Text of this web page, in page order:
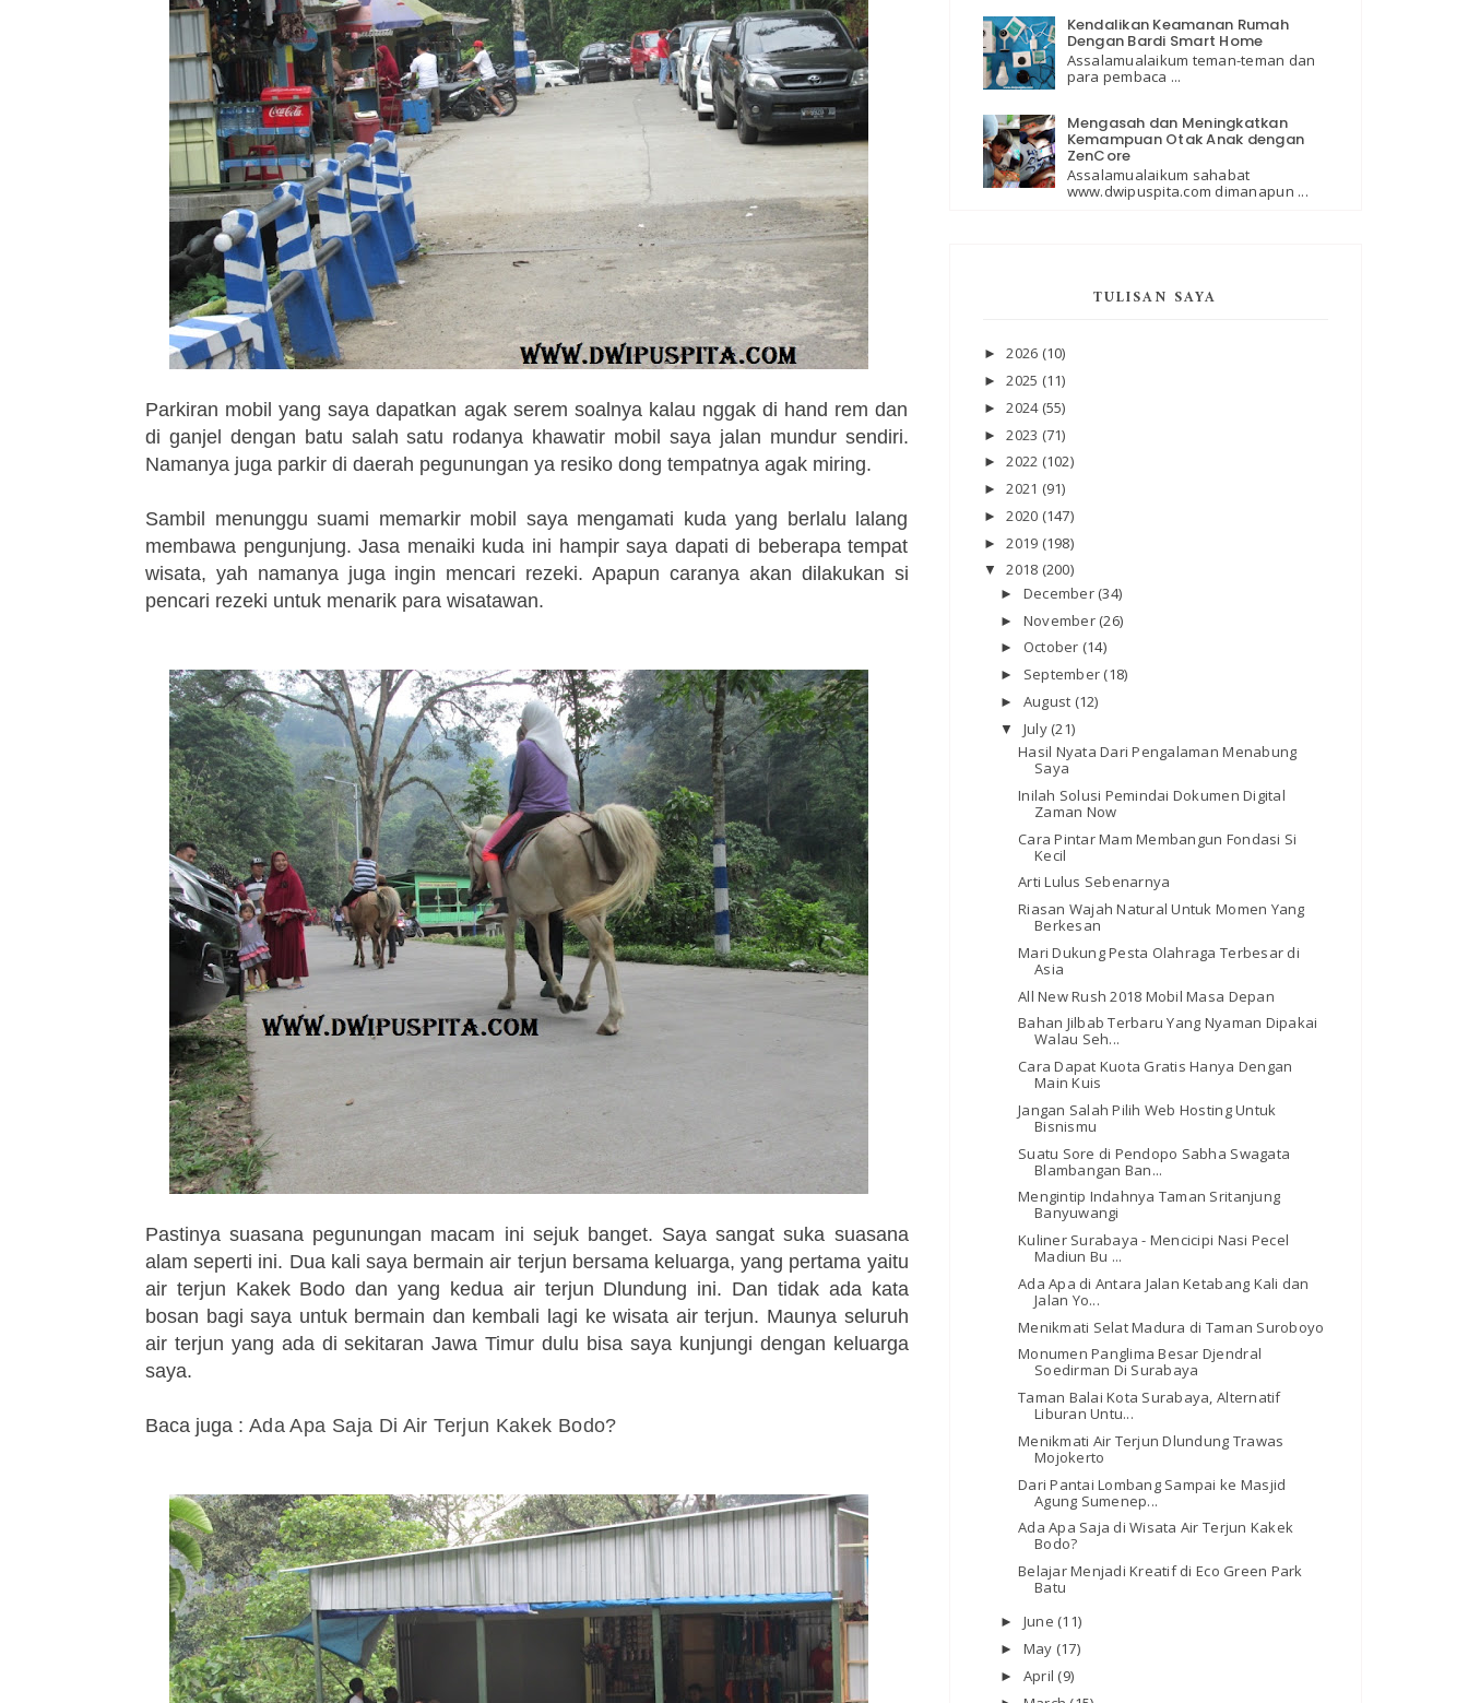
Parkiran mobil yang saya dapatkan agak serem soalnya kalau nggak di hand rem dan
di ganjel dengan batu salah satu rodanya khawatir mobil saya jalan mundur sendiri.
Namanya juga parkir di daerah pegunungan ya resiko dong tempatnya agak miring.
Sambil menunggu suami memarkir mobil saya mengamati kuda yang berlalu lalang
membawa pengunjung. Jasa menaiki kuda ini hampir saya dapati di beberapa tempat
wisata, yah namanya juga ingin mencari rezeki. Apapun caranya akan dilakukan si
pencari rezeki untuk menarik para wisatawan.
Pastinya suasana pegunungan macam ini sejuk banget. Saya sangat suka suasana
alam seperti ini. Dua kali saya bermain air terjun bersama keluarga, yang pertama yaitu
air terjun Kakek Bodo dan yang kedua air terjun Dlundung ini. Dan tidak ada kata
bosan bagi saya untuk bermain dan kembali lagi ke wisata air terjun. Maunya seluruh
air terjun yang ada di sekitaran Jawa Timur dulu bisa saya kunjungi dengan keluarga
saya.
Baca juga : Ada Apa Saja Di Air Terjun Kakek Bodo?
Kendalikan Keamanan Rumah
Dengan Bardi Smart Home
Assalamualaikum teman-teman dan
para pembaca ...
Mengasah dan Meningkatkan
Kemampuan Otak Anak dengan
ZenCore
Assalamualaikum sahabat
www.dwipuspita.com dimanapun ...
TULISAN SAYA
►2026 (10)
►2025 (11)
►2024 (55)
►2023 (71)
►2022 (102)
►2021 (91)
►2020 (147)
►2019 (198)
▼2018 (200)
► December (34)
► November (26)
► October (14)
► September (18)
► August (12)
▼ July (21)
Hasil Nyata Dari Pengalaman Menabung
Saya
Inilah Solusi Pemindai Dokumen Digital
Zaman Now
Cara Pintar Mam Membangun Fondasi Si
Kecil
Arti Lulus Sebenarnya
Riasan Wajah Natural Untuk Momen Yang
Berkesan
Mari Dukung Pesta Olahraga Terbesar di
Asia
All New Rush 2018 Mobil Masa Depan
Bahan Jilbab Terbaru Yang Nyaman Dipakai
Walau Seh...
Cara Dapat Kuota Gratis Hanya Dengan
Main Kuis
Jangan Salah Pilih Web Hosting Untuk
Bisnismu
Suatu Sore di Pendopo Sabha Swagata
Blambangan Ban...
Mengintip Indahnya Taman Sritanjung
Banyuwangi
Kuliner Surabaya - Mencicipi Nasi Pecel
Madiun Bu ...
Ada Apa di Antara Jalan Ketabang Kali dan
Jalan Yo...
Menikmati Selat Madura di Taman Suroboyo
Monumen Panglima Besar Djendral
Soedirman Di Surabaya
Taman Balai Kota Surabaya, Alternatif
Liburan Untu...
Menikmati Air Terjun Dlundung Trawas
Mojokerto
Dari Pantai Lombang Sampai ke Masjid
Agung Sumenep...
Ada Apa Saja di Wisata Air Terjun Kakek
Bodo?
Belajar Menjadi Kreatif di Eco Green Park
Batu
► June (11)
► May (17)
► April (9)